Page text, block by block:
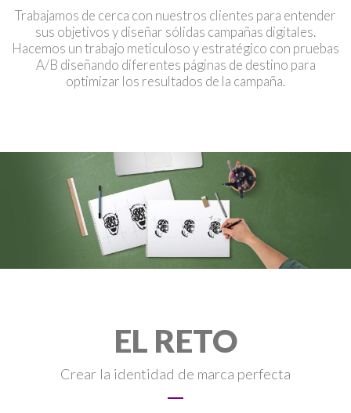
Trabajamos de cerca con nuestros clientes para entender
sus objetivos y diseñar sólidas campañas digitales.
Hacemos un trabajo meticuloso y estratégico con pruebas
A/B diseñando diferentes páginas de destino para
optimizar los resultados de la campaña.
EL RETO
Crear la identidad de marca perfecta